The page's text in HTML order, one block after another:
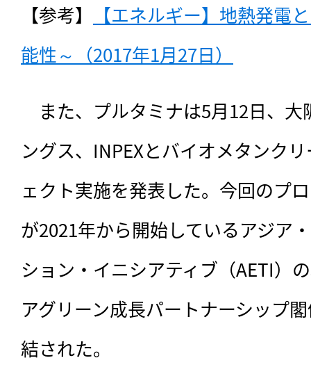
【参考】
【エネルギー】地熱発電
能性～（2017年1月27日）
また、プルタミナは5月12日、大
ングス、INPEXとバイオメタンク
ェクト実施を発表した。今回のプ
が2021年から開始しているアジア
ション・イニシアティブ（AETI）
アグリーン成長パートナーシップ
結された。